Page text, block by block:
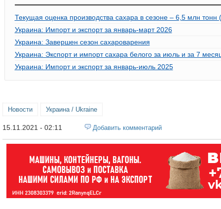
Текущая оценка производства сахара в сезоне – 6,5 млн тонн
Украина: Импорт и экспорт за январь-март 2026
Украина: Завершен сезон сахароварения
Украина: Экспорт и импорт сахара белого за июль и за 7
Украина: Импорт и экспорт за январь-июль 2025
Новости Украина / Ukraine
15.11.2021 - 02:11 Добавить комментарий